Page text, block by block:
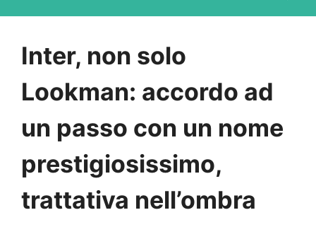
Inter, non solo
Lookman: accordo ad
un passo con un nome
prestigiosissimo,
trattativa nell’ombra